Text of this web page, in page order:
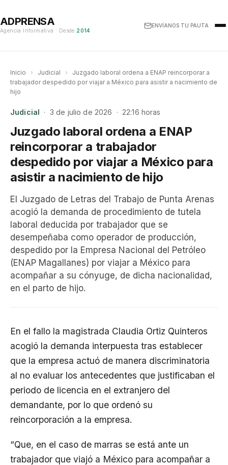
ADPRENSA
Agencia Informativa · Desde 2014
ENVÍANOS TU PAUTA
Inicio › Judicial ›
Juzgado laboral ordena a ENAP reincorporar a
trabajador despedido por viajar a México para asistir a nacimiento de
hijo
Judicial · 3 de julio de 2026 · 22:16 horas
Juzgado laboral ordena a ENAP
reincorporar a trabajador
despedido por viajar a México para
asistir a nacimiento de hijo
El Juzgado de Letras del Trabajo de Punta Arenas
acogió la demanda de procedimiento de tutela
laboral deducida por trabajador que se
desempeñaba como operador de producción,
despedido por la Empresa Nacional del Petróleo
(ENAP Magallanes) por viajar a México para
acompañar a su cónyuge, de dicha nacionalidad,
en el parto de hijo.
En el fallo la magistrada Claudia Ortiz Quinteros
acogió la demanda interpuesta tras establecer
que la empresa actuó de manera discriminatoria
al no evaluar los antecedentes que justificaban el
periodo de licencia en el extranjero del
demandante, por lo que ordenó su
reincorporación a la empresa.
“Que, en el caso de marras se está ante un
trabajador que viajó a México para acompañar a